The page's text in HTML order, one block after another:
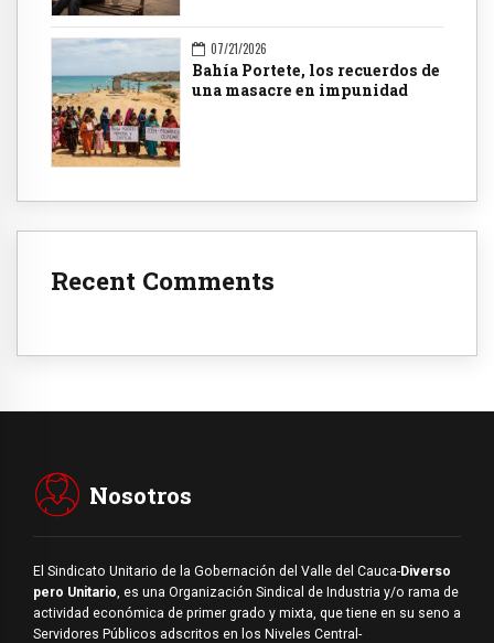
07/21/2026
Bahía Portete, los recuerdos de
una masacre en impunidad
Recent Comments
Nosotros
El Sindicato Unitario de la Gobernación del Valle del Cauca-Diverso
pero Unitario , es una Organización Sindical de Industria y/o rama de
actividad económica de primer grado y mixta, que tiene en su seno a
Servidores Públicos adscritos en los Niveles Central-